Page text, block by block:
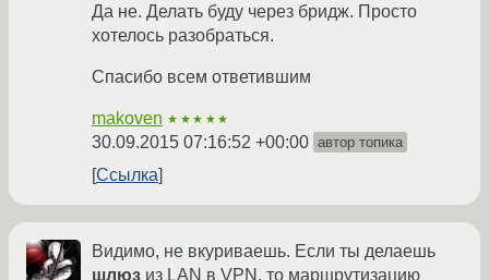
Да не. Делать буду через бридж. Просто
хотелось разобраться.
Спасибо всем ответившим
makoven ★★★★★
30.09.2015 07:16:52 +00:00 автор топика
Ссылка
Видимо, не вкуриваешь. Если ты делаешь
шлюз из LAN в VPN, то маршрутизацию